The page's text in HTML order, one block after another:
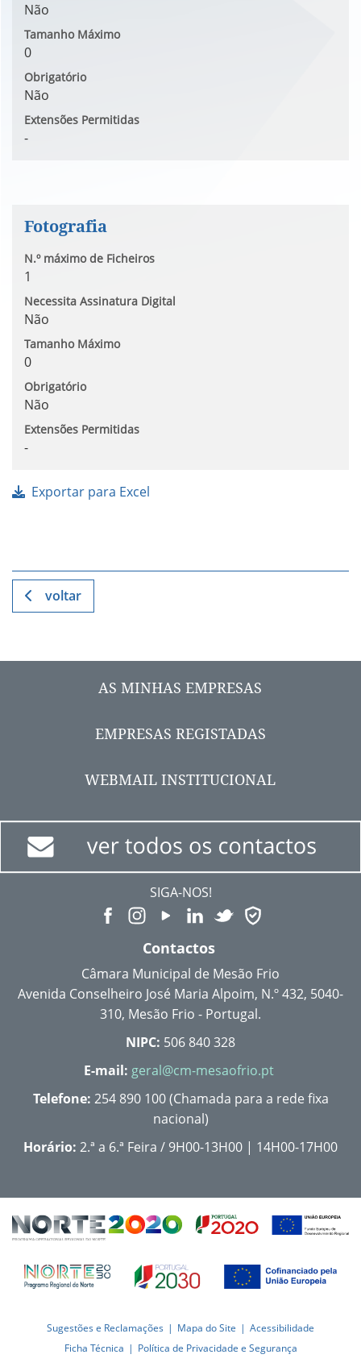
Não
Tamanho Máximo
0
Obrigatório
Não
Extensões Permitidas
-
Fotografia
N.º máximo de Ficheiros
1
Necessita Assinatura Digital
Não
Tamanho Máximo
0
Obrigatório
Não
Extensões Permitidas
-
Exportar para Excel
voltar
AS MINHAS EMPRESAS
EMPRESAS REGISTADAS
WEBMAIL INSTITUCIONAL
SIGA-NOS!
Contactos
Câmara Municipal de Mesão Frio
Avenida Conselheiro José Maria Alpoim, N.º 432, 5040-
310, Mesão Frio - Portugal.
NIPC: 506 840 328
E-mail: geral@cm-mesaofrio.pt
Telefone: 254 890 100 (Chamada para a rede fixa
nacional)
Horário: 2.ª a 6.ª Feira / 9H00-13H00 | 14H00-17H00
Sugestões e Reclamações Mapa do Site
Acessibilidade
Ficha Técnica
Política de Privacidade e Segurança